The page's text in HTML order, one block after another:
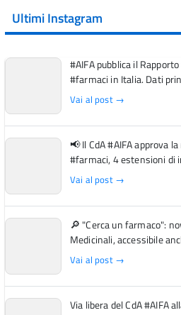
Ultimi Instagram
#AIFA pubblica il
#farmaci in Italia. Dati
Vai al post →
📢 Il CdA #AIFA approva
#farmaci, 4 estensioni di
Vai al post →
🔎 "Cerca un farmaco":
Medicinali, accessibile
Vai al post →
Via libera del CdA #AIFA